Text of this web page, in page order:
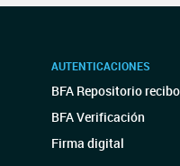
AUTENTICACIONES
BFA Repositorio
BFA Verificación
Firma digital